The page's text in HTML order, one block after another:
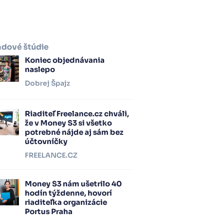
štúdie
Koniec objednávania
naslepo
Dobrej Špajz
Riaditeľ Freelance.cz chváli,
že v Money S3 si všetko
potrebné nájde aj sám bez
účtovníčky
FREELANCE.CZ
Money S3 nám ušetrilo 40
hodín týždenne, hovorí
riaditeľka organizácie
Portus Praha